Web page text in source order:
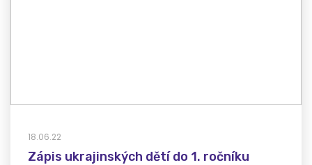
18.06.22
Zápis ukrajinských dětí do 1. ročníku